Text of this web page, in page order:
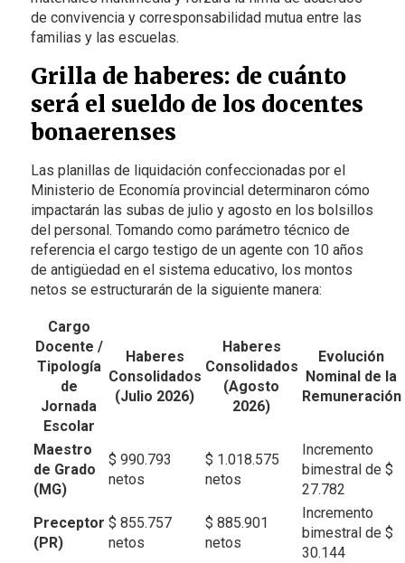
de convivencia y corresponsabilidad mutua entre las
familias y las escuelas.
Grilla de haberes: de cuánto
será el sueldo de los docentes
bonaerenses
Las planillas de liquidación confeccionadas por el
Ministerio de Economía provincial determinaron cómo
impactarán las subas de julio y agosto en los bolsillos
del personal. Tomando como parámetro técnico de
referencia el cargo testigo de un agente con 10 años
de antigüedad en el sistema educativo, los montos
netos se estructurarán de la siguiente manera:
Cargo
Docente /
Tipología
de
Jornada
Escolar
Haberes
Consolidados
(Julio 2026)
Haberes
Consolidados
(Agosto
2026)
Evolución
Nominal de la
Remuneración
Maestro
de Grado
(MG)
$ 990.793
netos
$ 1.018.575
netos
Incremento
bimestral de $
27.782
Preceptor
(PR)
$ 855.757
netos
$ 885.901
netos
Incremento
bimestral de $
30.144